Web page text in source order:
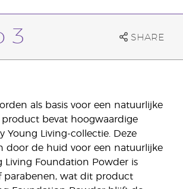
3 SHARE
als basis voor een natuurlijke
bevat hoogwaardige
Living-collectie. Deze
de huid voor een natuurlijke
Living Foundation Powder is
parabenen, wat dit product